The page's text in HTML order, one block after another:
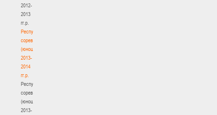
2012-
2013
гг.р.
Республиканские
соревнования
(юноши)
2013-
2014
гг.р.
Республиканские
соревнования
(юноши)
2013-